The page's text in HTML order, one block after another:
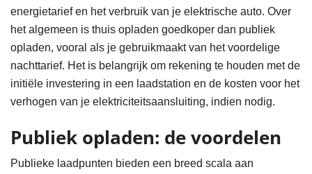
energietarief en het verbruik van je elektrische auto. Over
het algemeen is thuis opladen goedkoper dan publiek
opladen, vooral als je gebruikmaakt van het voordelige
nachttarief. Het is belangrijk om rekening te houden met de
initiële investering in een laadstation en de kosten voor het
verhogen van je elektriciteitsaansluiting, indien nodig.
Publiek opladen: de voordelen
Publieke laadpunten bieden een breed scala aan